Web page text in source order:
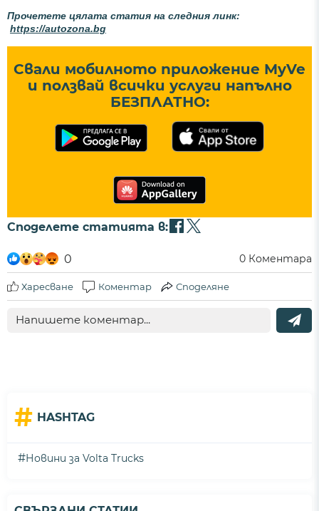
Прочетете цялата статия на следния линк:
https://autozona.bg
Свали мобилното приложение MyVe
и ползвай всички услуги напълно
БЕЗПЛАТНО:
Споделете статията в:
0 0 Коментара
Харесване Коментар Споделяне
# HASHTAG
#Новини за Volta Trucks